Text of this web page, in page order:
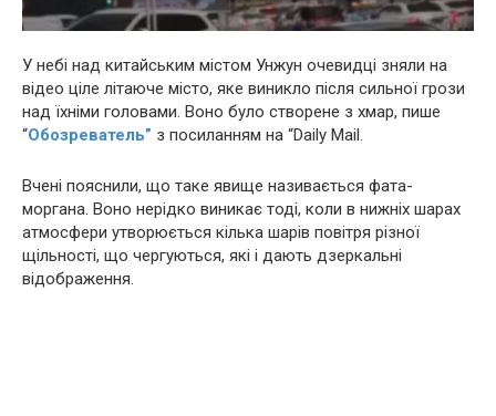
У небі над китайським містом Унжун очевидці зняли на
відео ціле літаюче місто, яке виникло після сильної грози
над їхніми головами. Воно було створене з хмар, пише
“Обозреватель” з посиланням на “Daily Mail.
Вчені пояснили, що таке явище називається фата-
моргана. Воно нерідко виникає тоді, коли в нижніх шарах
атмосфери утворюється кілька шарів повітря різної
щільності, що чергуються, які і дають дзеркальні
відображення.